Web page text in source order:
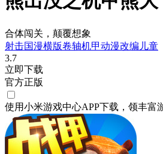
合体闯关，颠覆想象
射击国漫横版卷轴机甲动漫改编 儿童
3.7
立即下载
官方正版
使用小米游戏中心APP下载 ，领丰富